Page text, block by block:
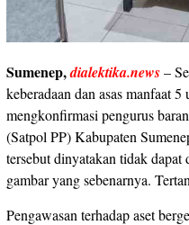
Sumenep,dialektika.news–
keberadaan dan asas manfaat
mengkonfirmasi pengurus
(Satpol PP) Kabupaten
tersebut dinyatakan tidak
gambar yang sebenarnya.
Pengawasan terhadap aset